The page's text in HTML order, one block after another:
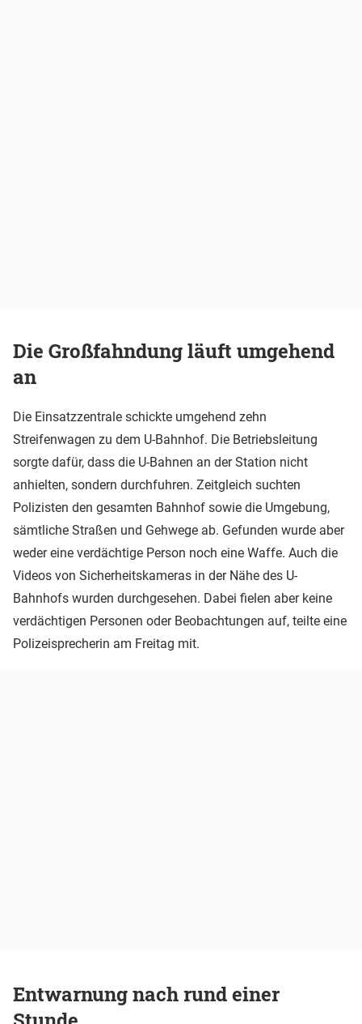
Die Großfahndung läuft umgehend
an
Die Einsatzzentrale schickte umgehend zehn
Streifenwagen zu dem U-Bahnhof. Die Betriebsleitung
sorgte dafür, dass die U-Bahnen an der Station nicht
anhielten, sondern durchfuhren. Zeitgleich suchten
Polizisten den gesamten Bahnhof sowie die Umgebung,
sämtliche Straßen und Gehwege ab. Gefunden wurde aber
weder eine verdächtige Person noch eine Waffe. Auch die
Videos von Sicherheitskameras in der Nähe des U-
Bahnhofs wurden durchgesehen. Dabei fielen aber keine
verdächtigen Personen oder Beobachtungen auf, teilte eine
Polizeisprecherin am Freitag mit.
Entwarnung nach rund einer